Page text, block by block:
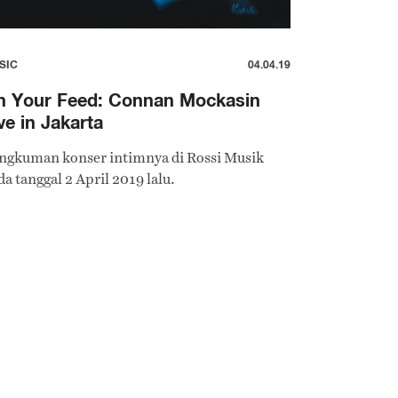
04.04.19
Your Feed: Connan Mockasin
in Jakarta
konser intimnya di Rossi Musik
tanggal 2 April 2019 lalu.